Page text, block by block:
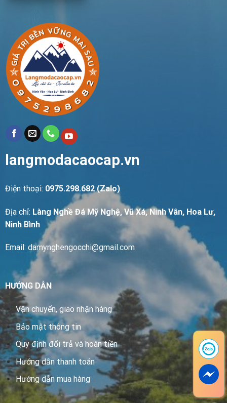
langmodacaocap.vn
Điện thoại: 0975.298.682 (Zalo)
Địa chỉ: Làng Nghề Đá Mỹ Nghệ, Vũ Xá, Ninh Vân, Hoa Lư,
Ninh Bình
Email: damynghengocchi@gmail.com
HƯỚNG DẪN
Vận chuyển, giao nhận hàng
Bảo mật thông tin
Quy định đổi trả và hoàn tiền
Hướng dẫn thanh toán
Hướng dẫn mua hàng